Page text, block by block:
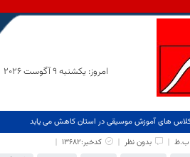
امروز: یکشنبه 9 آگوست 2026
کلاس های آموزش موسیقی در استان کاهش می یابد
بدون نظر
کدخبر:13682